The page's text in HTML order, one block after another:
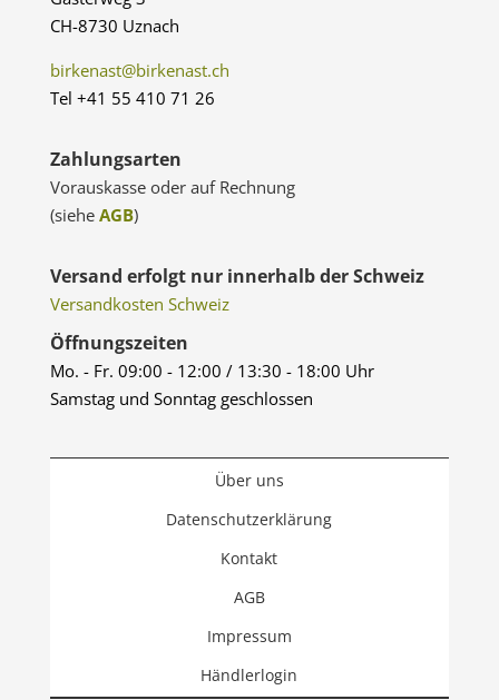
CH-8730 Uznach
birkenast@birkenast.ch
Tel +41 55 410 71 26
Zahlungsarten
Vorauskasse oder auf Rechnung
(siehe AGB)
Versand erfolgt nur innerhalb der Schweiz
Versandkosten Schweiz
Öffnungszeiten
Mo. - Fr. 09:00 - 12:00 / 13:30 - 18:00 Uhr
Samstag und Sonntag geschlossen
Über uns
Datenschutzerklärung
Kontakt
AGB
Impressum
Händlerlogin